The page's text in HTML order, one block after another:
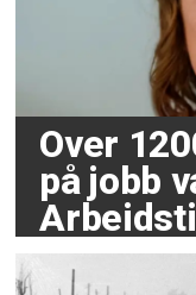
Over
på jobb